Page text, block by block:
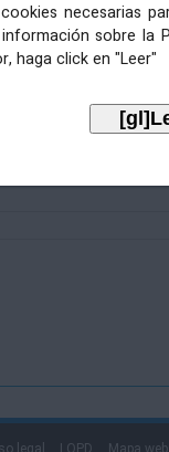
necesarias
sobre la
haga click en "Leer"
legal LOPD Mapa web